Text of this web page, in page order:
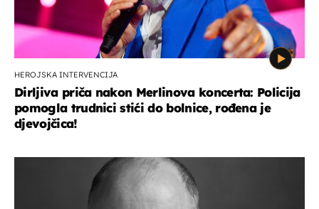
HEROJSKA INTERVENCIJA
Dirljiva priča nakon Merlinova koncerta: Policija
pomogla trudnici stići do bolnice, rođena je
djevojčica!